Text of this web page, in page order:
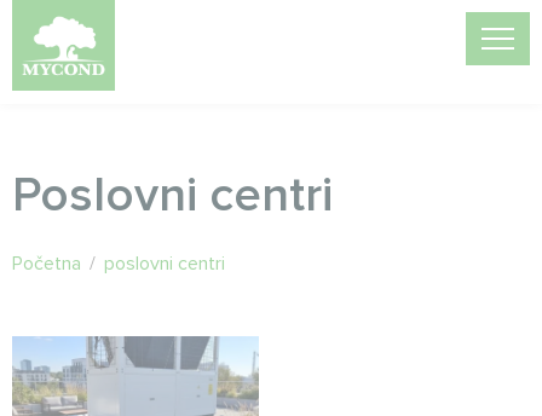
Poslovni centri
Početna / poslovni centri